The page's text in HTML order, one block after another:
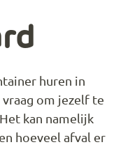
huren in
vraag om jezelf te
kan namelijk
hoeveel afval er